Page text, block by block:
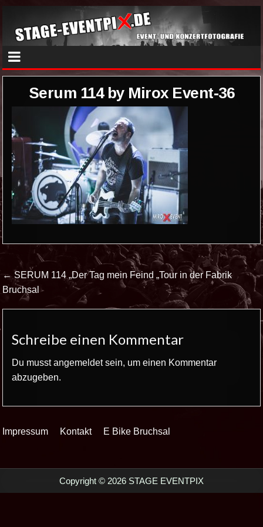
Serum 114 by Mirox Event-36
Beitrags-
Navigation
← SERUM 114 „Der Tag mein Feind „Tour in der Fabrik
Bruchsal
Schreibe einen Kommentar
Du musstangemeldetsein, um einen Kommentar
abzugeben.
Impressum Kontakt E Bike Bruchsal
Copyright © 2026 STAGE EVENTPIX